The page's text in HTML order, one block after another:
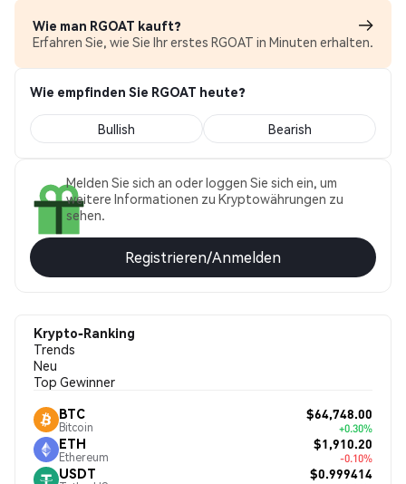
Wie man RGOAT kauft?
Erfahren Sie, wie Sie Ihr erstes RGOAT in Minuten erhalten.
Wie empfinden Sie RGOAT heute?
Bullish Bearish
Melden Sie sich an oder loggen Sie sich ein, um
weitere Informationen zu Kryptowährungen zu
sehen.
Registrieren/Anmelden
Krypto-Ranking
Trends
Neu
Top Gewinner
BTC
Bitcoin
$64,748.00
+0.30%
ETH
Ethereum
$1,910.20
-0.10%
USDT $0.999414